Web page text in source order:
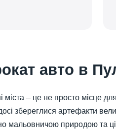
авто в
міста – це не просто місце
збереглися артефакти
мальовничою природою та